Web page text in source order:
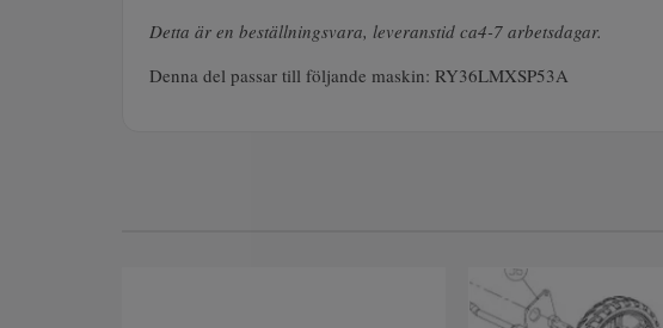
Detta är en beställningsvara, leveranstid ca4-7 arbetsdagar.
Denna del passar till följande maskin: RY36LMXSP53A